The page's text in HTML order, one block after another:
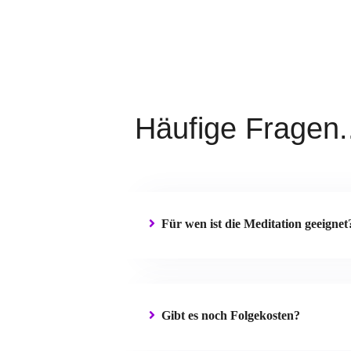
Häufige
Für wen ist die Meditation
Gibt es noch Folgekosten?